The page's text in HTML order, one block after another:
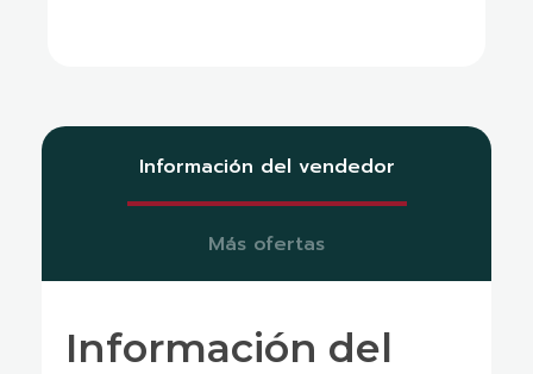
Información del vendedor
Más ofertas
Información del